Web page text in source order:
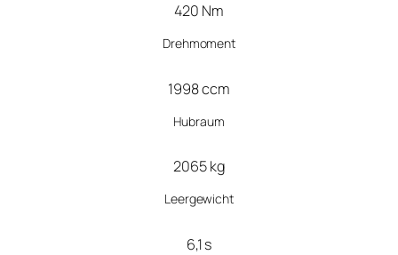
420 Nm
Drehmoment
1998 ccm
Hubraum
2065 kg
Leergewicht
6,1 s